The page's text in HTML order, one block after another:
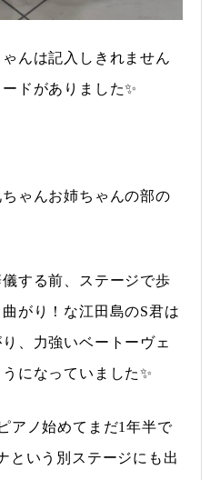
んは記入しきれません
ドがありました✨
ゃんお姉ちゃんの部の
する前、ステージで歩
がり！な江田島のS君は
、力強いベートーヴェ
になっていました✨
アノ始めてまだ1年半で
という別ステージにも出